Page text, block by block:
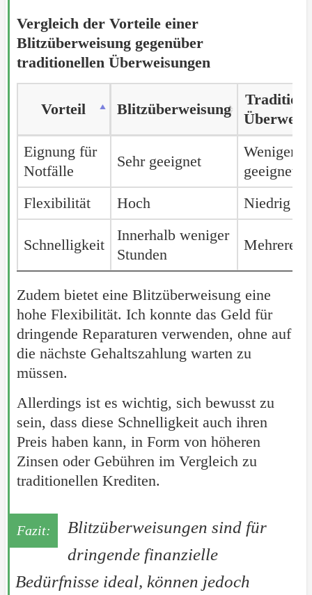
Vergleich der Vorteile einer
Blitzüberweisung gegenüber
traditionellen Überweisungen
Vorteil Blitzüberweisung
Vorteil
Eignung für
Notfälle
Sehr geeignet
Weniger
geeignet
Flexibilität
Hoch Niedrig
Schnelligkeit
Innerhalb weniger
Stunden
Mehrere
Vorteil
Eignung für
Notfälle
Flexibilität
Schnelligkeit
Zudem bietet eine Blitzüberweisung eine
hohe Flexibilität. Ich konnte das Geld für
dringende Reparaturen verwenden, ohne auf
die nächste Gehaltszahlung warten zu
müssen.
Allerdings ist es wichtig, sich bewusst zu
sein, dass diese Schnelligkeit auch ihren
Preis haben kann, in Form von höheren
Zinsen oder Gebühren im Vergleich zu
traditionellen Krediten.
Blitzüberweisungen sind für
dringende finanzielle
Bedürfnisse ideal, können jedoch